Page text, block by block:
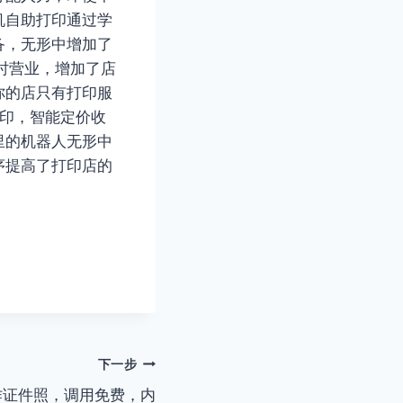
助打印通过学
无形中增加了
营业，增加了店
店只有打印服
，智能定价收
机器人无形中
高了打印店的
下一步
件照，调用免费，内